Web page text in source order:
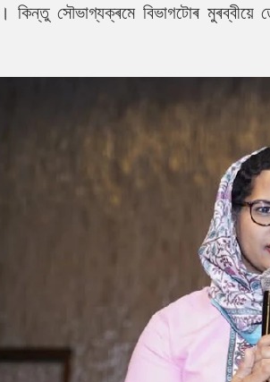
কিন্তু সৌভাগ্যক্ৰমে বিভাগটোৰ